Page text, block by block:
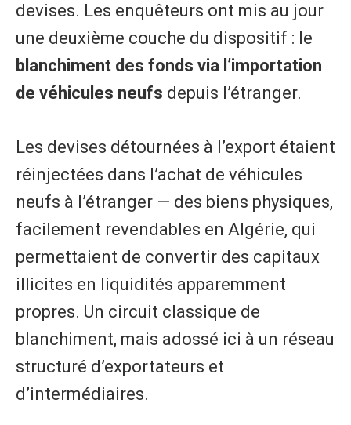
devises. Les enquêteurs ont mis au jour
une deuxième couche du dispositif : le
blanchiment des fonds via l’importation
de véhicules neufs depuis l’étranger.
Les devises détournées à l’export étaient
réinjectées dans l’achat de véhicules
neufs à l’étranger — des biens physiques,
facilement revendables en Algérie, qui
permettaient de convertir des capitaux
illicites en liquidités apparemment
propres. Un circuit classique de
blanchiment, mais adossé ici à un réseau
structuré d’exportateurs et
d’intermédiaires.